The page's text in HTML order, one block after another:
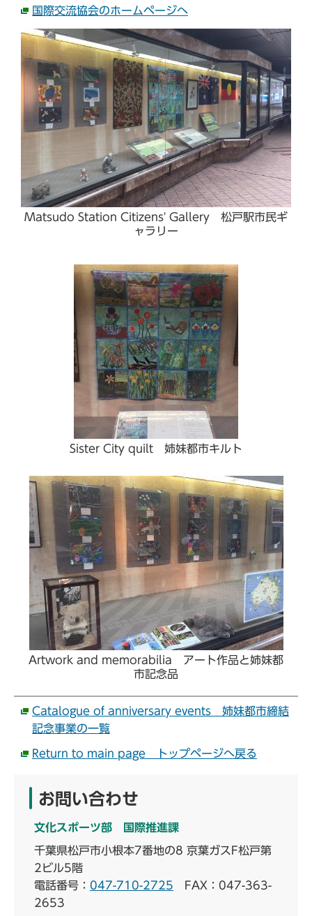
国際交流協会のホームページへ
Matsudo Station Citizens' Gallery 松戸駅市民ギ
ャラリー
Sister City quilt 姉妹都市キルト
Artwork and memorabilia アート作品と姉妹都
市記念品
Catalogue of anniversary events 姉妹都市締結
記念事業の一覧
Return to main page トップページへ戻る
お問い合わせ
文化スポーツ部 国際推進課
千葉県松戸市小根本7番地の8 京葉ガスF松戸第
2ビル5階
電話番号： 047-710-2725 FAX：047-363-
2653